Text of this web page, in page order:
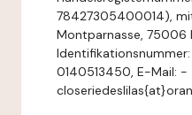
78427305400014), mit
Montparnasse, 75006
Identifikationsnummer:
0140513450, E-Mail: -